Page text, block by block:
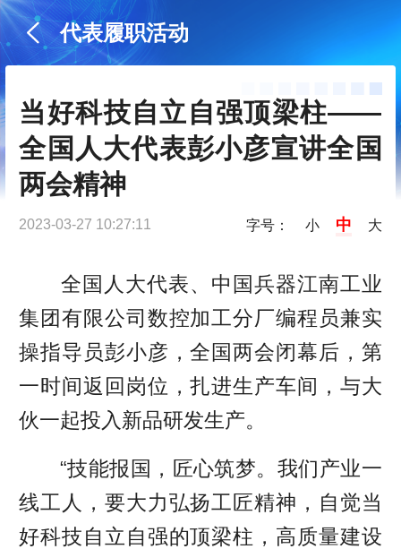
代表履职活动
当好科技自立自强顶梁柱——
全国人大代表彭小彦宣讲全国
两会精神
2023-03-27 10:27:11 字号： 小 中 大
全国人大代表、中国兵器江南工业
集团有限公司数控加工分厂编程员兼实
操指导员彭小彦，全国两会闭幕后，第
一时间返回岗位，扎进生产车间，与大
伙一起投入新品研发生产。
“技能报国，匠心筑梦。我们产业一
线工人，要大力弘扬工匠精神，自觉当
好科技自立自强的顶梁柱，高质量建设